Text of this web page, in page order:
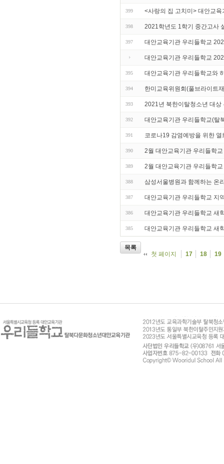
399 <사랑의 집 고치미> 대안교
398 2021학년도 1학기 중간고사
397 대안교육기관 우리들학교
대안교육기관 우리들학교
395 대안교육기관 우리들학교와
394 한미교육위원회(풀브라이트
393 2021년 북한이탈청소년 대상
392 대안교육기관 우리들학교(탈
391 코로나19 감염예방을 위한
390 2월 대안교육기관 우리들학
389 2월 대안교육기관 우리들학
388 삼성서울병원과 함께하는 온
387 대안교육기관 우리들학교 지
386 대안교육기관 우리들학교 새
385 대안교육기관 우리들학교 새
목록
첫 페이지
17 18 19